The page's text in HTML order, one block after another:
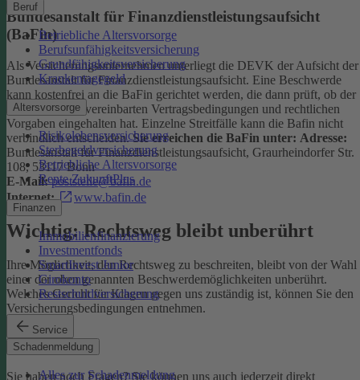
Beruf
Betriebliche Altersvorsorge
Berufsunfähigkeitsversicherung
Grundfähigkeitsversicherung
Krankentagegeld
Altersvorsorge
Risikolebensversicherung
Sterbegeldversicherung
Betriebliche Altersvorsorge
Rente ZukunftPlus
Finanzen
Immobilienfinanzierung
Investmentfonds
SmartInvest Junior
Girokonto
Restschuldversicherung
Service
Schadenmeldung
Alles zur Schadenmeldung
Bundesanstalt für Finanzdienstleistungsaufsicht
(BaFin)
Als Versicherungsunternehmen unterliegt die DEVK der Aufsicht der
Bundesanstalt für Finanzdienstleistungsaufsicht. Eine Beschwerde
kann kostenfrei an die BaFin gerichtet werden, die dann prüft, ob der
Versicherer die vereinbarten Vertragsbedingungen und rechtlichen
Vorgaben eingehalten hat. Einzelne Streitfälle kann die Bafin nicht
verbindlich entscheiden.Sie erreichen die BaFin unter: Adresse:
Bundesanstalt für Finanzdienstleistungsaufsicht, Graurheindorfer Str.
108, 53117 Bonn
E-Mail: poststelle@bafin.de
Internet:
www.bafin.de
Wichtig: Rechtsweg bleibt unberührt
Ihre Möglichkeit, den Rechtsweg zu beschreiten, bleibt von der Wahl
einer der oben genannten Beschwerdemöglichkeiten unberührt.
Welches Gericht für Klagen gegen uns zuständig ist, können Sie den
Versicherungsbedingungen entnehmen.
Kontakt
Sie haben noch Fragen? Sie können uns auch jederzeit direkt